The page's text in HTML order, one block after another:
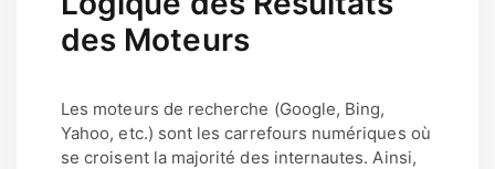
des Moteurs
Les moteurs de recherche (Google, Bing,
Yahoo, etc.) sont les carrefours numériques où
se croisent la majorité des internautes. Ainsi,